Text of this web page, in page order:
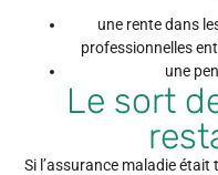
une rente dans
professionnelles
une
Le sort
Si l’assurance maladie